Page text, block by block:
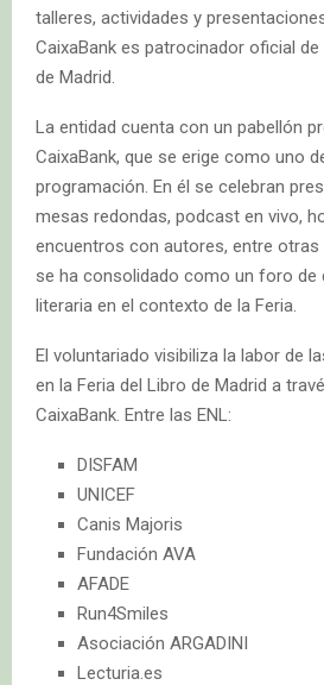
talleres, actividades y
CaixaBank es patrocinador oficial de
de Madrid.
La entidad cuenta con un pabellón
CaixaBank, que se erige como uno
programación. En él se celebran
mesas redondas, podcast en vivo,
encuentros con autores, entre otras
se ha consolidado como un foro de
literaria en el contexto de la Feria.
El voluntariado visibiliza la labor de
en la Feria del Libro de Madrid a
CaixaBank. Entre las ENL:
DISFAM
UNICEF
Canis Majoris
Fundación AVA
AFADE
Run4Smiles
Asociación ARGADINI
Lecturia.es